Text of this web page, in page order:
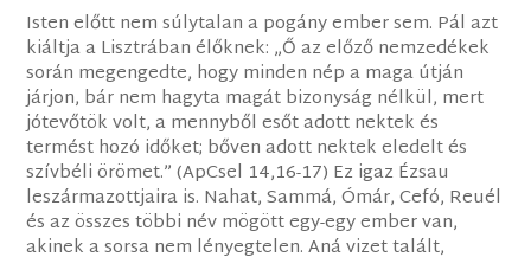
Isten előtt nem súlytalan a pogány ember sem. Pál azt
kiáltja a Lisztrában élőknek: „Ő az előző nemzedékek
során megengedte, hogy minden nép a maga útján
járjon, bár nem hagyta magát bizonyság nélkül, mert
jótevőtök volt, a mennyből esőt adott nektek és
termést hozó időket; bőven adott nektek eledelt és
szívbéli örömet.” (ApCsel 14,16-17) Ez igaz Ézsau
leszármazottjaira is. Nahat, Sammá, Ómár, Cefó, Reuél
és az összes többi név mögött egy-egy ember van,
akinek a sorsa nem lényegtelen. Aná vizet talált,